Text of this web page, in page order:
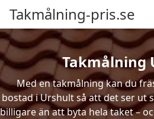
Takmålning-pris.se
Takmålning
Med en takmålning kan du
bostad i Urshult så att det ser ut
billigare än att byta hela taket –